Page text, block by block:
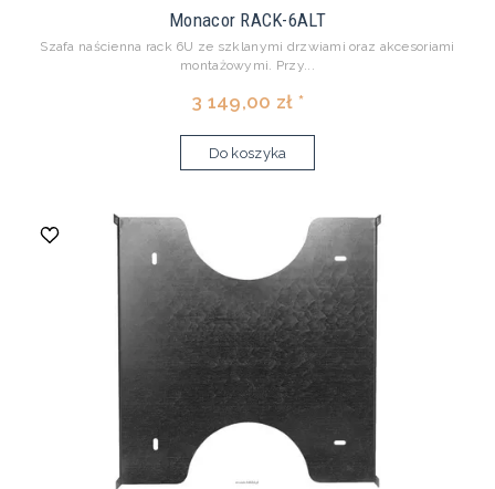
Monacor RACK-6ALT
Szafa naścienna rack 6U ze szklanymi drzwiami oraz akcesoriami
montażowymi. Przy...
3 149,00 zł *
Do koszyka